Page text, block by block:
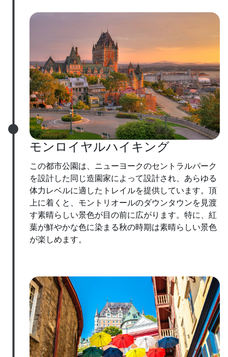
モンロイヤルハイキング
この都市公園は、ニューヨークのセントラルパーク
を設計した同じ造園家によって設計され、あらゆる
体力レベルに適したトレイルを提供しています。頂
上に着くと、モントリオールのダウンタウンを見渡
す素晴らしい景色が目の前に広がります。特に、紅
葉が鮮やかな色に染まる秋の時期は素晴らしい景色
が楽しめます。